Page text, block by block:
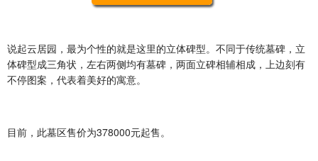
说起云居园，最为个性的就是这里的立体碑型。不同于传统墓碑，立
体碑型成三角状，左右两侧均有墓碑，两面立碑相辅相成，上边刻有
不停图案，代表着美好的寓意。
目前，此墓区售价为378000元起售。